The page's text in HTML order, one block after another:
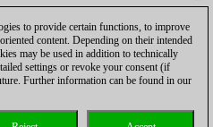
to provide certain functions, to improve
content. Depending on their intended
may be used in addition to technically
settings or revoke your consent (if
Further information can be found in our